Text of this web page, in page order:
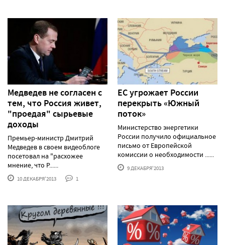
Медведев не согласен с
тем, что Россия живет,
"проедая" сырьевые
доходы
Премьер-министр Дмитрий
Медведев в своем видеоблоге
посетовал на "расхожее
мнение, что Р......
10 ДЕКАБРЯ'2013 1
ЕС угрожает России
перекрыть «Южный
поток»
Министерство энергетики
России получило официальное
письмо от Европейской
комиссии о необходимости ......
9 ДЕКАБРЯ'2013